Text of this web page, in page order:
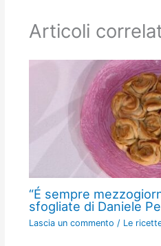
Articoli
“É sempre
sfogliate di Daniele
Lascia un commento / Le